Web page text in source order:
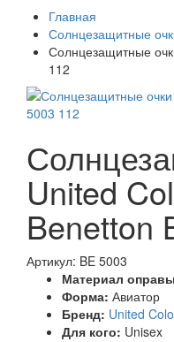
Главная
Солнцезащитные
Солнцезащитные
112
United
Benetton
Артикул: BE 5003
Материал
Форма: Авиатор
Бренд: United
Для кого: Unisex